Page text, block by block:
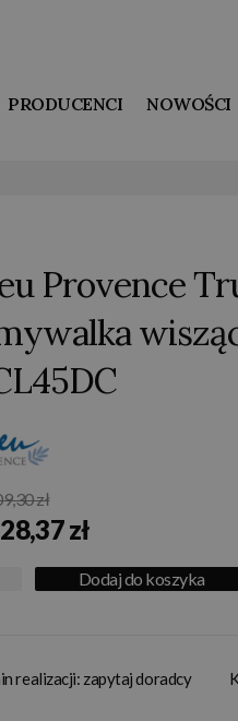
PRODUCENCI NOWOŚCI
Provence
zł
zł
Dodaj do koszyka
realizacji: zapytaj doradcy